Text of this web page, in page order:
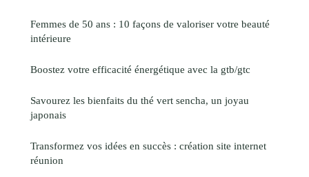
Femmes de 50 ans : 10 façons de valoriser votre beauté
intérieure
Boostez votre efficacité énergétique avec la gtb/gtc
Savourez les bienfaits du thé vert sencha, un joyau
japonais
Transformez vos idées en succès : création site internet
réunion